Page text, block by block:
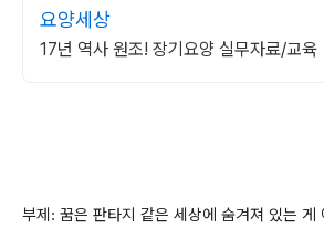
요양세상
17년 역사 원조! 장기요양 실무자료/교육
부제: 꿈은 판타지 같은 세상에 숨겨져 있는 게